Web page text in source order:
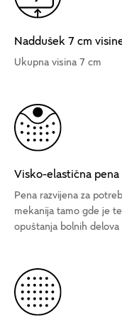
Naddušek 7 cm
Ukupna visina 7 cm
Visko-elastična pena
Pena razvijena za
mekanija tamo gde je
opuštanja bolnih delova